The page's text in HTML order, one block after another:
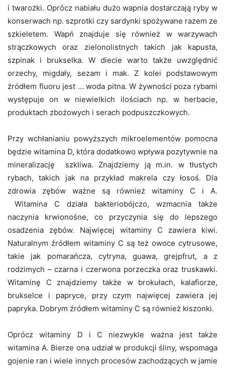
i twarożki. Oprócz nabiału dużo wapnia dostarczają ryby w
konserwach np. szprotki czy sardynki spożywane razem ze
szkieletem. Wapń znajduje się również w warzywach
strączkowych oraz zielonolistnych takich jak kapusta,
szpinak i brukselka. W diecie warto także uwzględnić
orzechy, migdały, sezam i mak. Z kolei podstawowym
źródłem fluoru jest … woda pitna. W żywności poza rybami
występuje on w niewielkich ilościach np. w herbacie,
produktach zbożowych i serach podpuszczkowych.
Przy wchłanianiu powyższych mikroelementów pomocna
będzie witamina D, która dodatkowo wpływa pozytywnie na
mineralizację szkliwa. Znajdziemy ją m.in. w tłustych
rybach, takich jak na przykład makrela czy łosoś. Dla
zdrowia zębów ważne są również witaminy C i A.
Witamina C działa bakteriobójczo, wzmacnia także
naczynia krwionośne, co przyczynia się do lepszego
osadzenia zębów. Najwięcej witaminy C zawiera kiwi.
Naturalnym źródłem witaminy C są też owoce cytrusowe,
takie jak pomarańcza, cytryna, guawa, grejpfrut, a z
rodzimych – czarna i czerwona porzeczka oraz truskawki.
Witaminę C znajdziemy także w brokułach, kalafiorze,
brukselce i papryce, przy czym najwięcej zawiera jej
papryka. Dobrym źródłem witaminy C są również kiszonki.
Oprócz witaminy D i C niezwykle ważna jest także
witamina A. Bierze ona udział w produkcji śliny, wspomaga
gojenie ran i wiele innych procesów zachodzących w jamie